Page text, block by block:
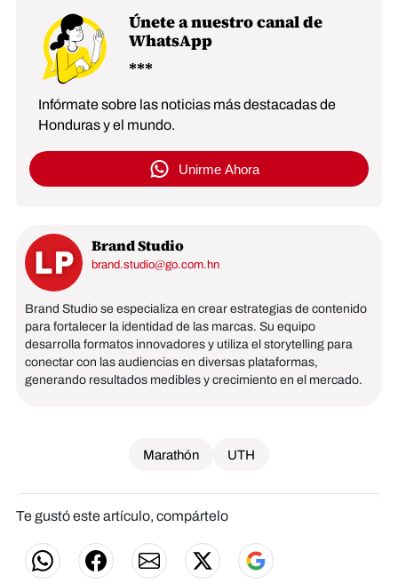
Únete a nuestro canal de
WhatsApp
Infórmate sobre las noticias más destacadas de
Honduras y el mundo.
Unirme Ahora
Brand Studio
brand.studio@go.com.hn
Brand Studio se especializa en crear estrategias de contenido
para fortalecer la identidad de las marcas. Su equipo
desarrolla formatos innovadores y utiliza el storytelling para
conectar con las audiencias en diversas plataformas,
generando resultados medibles y crecimiento en el mercado.
Marathón UTH
Te gustó este artículo, compártelo